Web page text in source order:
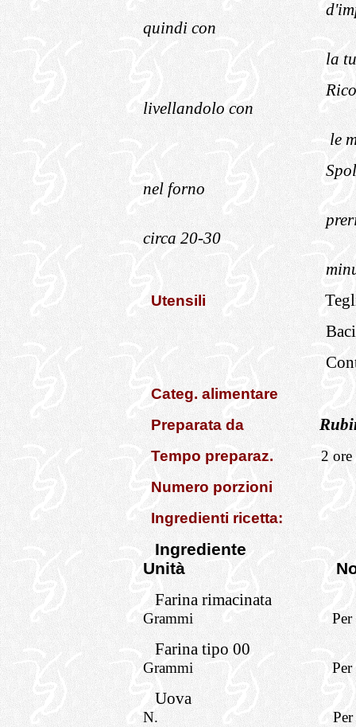
quindi con
la
livellandolo con
le
nel forno
circa 20-30
Utensili
Categ. alimentare
Preparata da
Tempo preparaz.
2 ore
Numero porzioni
Ingredienti ricetta:
Ingrediente
Unità
Farina rimacinata
Grammi
Farina tipo 00
Grammi
Uova
N.